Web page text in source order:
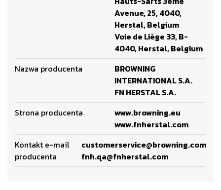
Avenue, 25, 4040,
Herstal, Belgium
Voie de Liège 33, B-
4040, Herstal, Belgium
Nazwa producenta
BROWNING
INTERNATIONAL S.A.
FN HERSTAL S.A.
Strona producenta
www.browning.eu
www.fnherstal.com
Kontakt e-mail
producenta
customerservice@browning.com
fnh.qa@fnherstal.com